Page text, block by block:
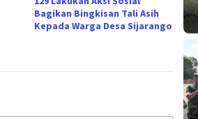
Bagikan Bingkisan Tali Asih
Kepada Warga Desa Sijarango